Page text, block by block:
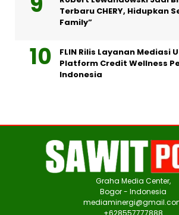
Terbaru CHERY, Hidupkan
Family”
FLIN Rilis Layanan Mediasi
Platform Credit Wellness
Indonesia
Graha Media Center,
Bogor - Indonesia